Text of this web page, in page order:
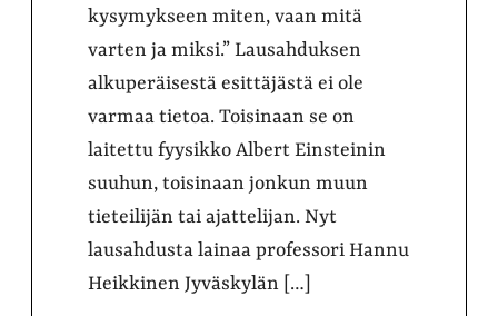
kysymykseen miten, vaan mitä
varten ja miksi.” Lausahduksen
alkuperäisestä esittäjästä ei ole
varmaa tietoa. Toisinaan se on
laitettu fyysikko Albert Einsteinin
suuhun, toisinaan jonkun muun
tieteilijän tai ajattelijan. Nyt
lausahdusta lainaa professori Hannu
Heikkinen Jyväskylän […]